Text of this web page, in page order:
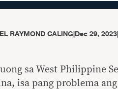
RAYMOND CALING|Dec 29, 2023|
sa West Philippine
isa pang problema